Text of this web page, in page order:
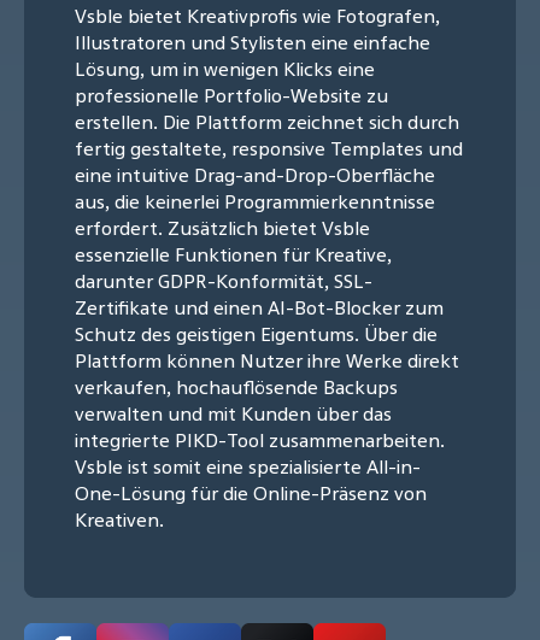
Vsble bietet Kreativprofis wie Fotografen,
Illustratoren und Stylisten eine einfache
Lösung, um in wenigen Klicks eine
professionelle Portfolio-Website zu
erstellen. Die Plattform zeichnet sich durch
fertig gestaltete, responsive Templates und
eine intuitive Drag-and-Drop-Oberfläche
aus, die keinerlei Programmierkenntnisse
erfordert. Zusätzlich bietet Vsble
essenzielle Funktionen für Kreative,
darunter GDPR-Konformität, SSL-
Zertifikate und einen AI-Bot-Blocker zum
Schutz des geistigen Eigentums. Über die
Plattform können Nutzer ihre Werke direkt
verkaufen, hochauflösende Backups
verwalten und mit Kunden über das
integrierte PIKD-Tool zusammenarbeiten.
Vsble ist somit eine spezialisierte All-in-
One-Lösung für die Online-Präsenz von
Kreativen.